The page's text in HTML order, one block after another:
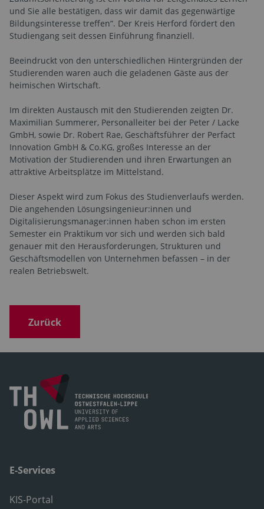
und Sie alle bestätigen, dass wir damit das gegenwärtige
Bildungsinteresse treffen“. Der Kreis Herford fördert den
Studiengang seit dessen Einführung finanziell.
Beeindruckt von den unterschiedlichen Hintergründen der
Studierenden waren auch die geladenen Gäste aus der
heimischen Wirtschaft.
Im direkten Austausch mit den Studierenden zeigten Dr.
Maximilian Summerer, Personalleiter bei der Peter / Lacke
GmbH, sowie Dr. Robert Rae, Geschäftsführer der Perfact
Innovation GmbH & Co.KG, großes Interesse an der
Motivation der Studierenden und ihren Erwartungen an
attraktive Arbeitsplätze im Mittelstand.
Dieser Aspekt wird zum Fokus des Studienverlaufs werden.
Die angehenden Lösungsingenieur:innen und
Digitalisierungsmanager:innen haben schon im ersten
Semester ein Praktikum vor sich und werden sich bald
genauer mit den Herausforderungen, Strukturen und
Geschäftsmodellen von Unternehmen befassen – in der
realen Betriebswelt.
Zurück
E-Services
KIS-Portal